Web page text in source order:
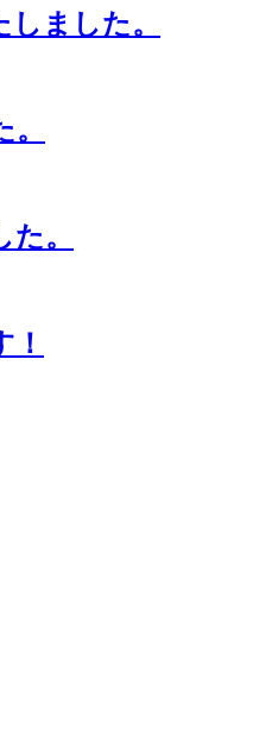
ました。
。